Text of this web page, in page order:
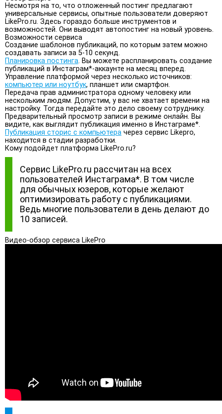
Несмотря на то, что отложенный постинг предлагают
универсальные сервисы, опытные пользователи доверяют
LikePro.ru. Здесь гораздо больше инструментов и
возможностей. Они выводят автопостинг на новый уровень.
Возможности сервиса
Создание шаблонов публикаций, по которым затем можно
создавать записи за 5-10 секунд.
Планировка постинга. Вы можете распланировать создание
публикаций в Инстаграм*-аккаунте на месяц вперед.
Управление платформой через несколько источников:
компьютер или ноутбук, планшет или смартфон.
Передача прав администратора одному человеку или
нескольким людям. Допустим, у вас не хватает времени на
настройку. Тогда передайте это дело своему сотруднику.
Предварительный просмотр записи в режиме онлайн. Вы
видите, как выглядит публикация именно в Инстаграме*.
Публикация сторис с компьютера через сервис Likepro,
находится в стадии разработки.
Кому подойдет платформа LikePro.ru?
Сервис LikePro.ru рассчитан на всех
пользователей Инстаграма*. В том числе
для обычных юзеров, которые желают
оптимизировать работу с публикациями.
Ведь многие пользователи в день делают до
10 записей.
Видео-обзор сервиса LikePro